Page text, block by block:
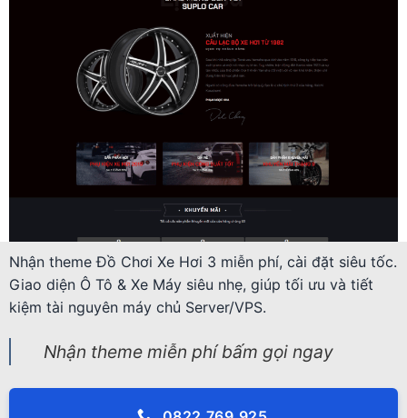
Nhận theme Đồ Chơi Xe Hơi 3 miễn phí, cài đặt siêu tốc.
Giao diện Ô Tô & Xe Máy siêu nhẹ, giúp tối ưu và tiết
kiệm tài nguyên máy chủ Server/VPS.
Nhận theme miễn phí bấm gọi ngay